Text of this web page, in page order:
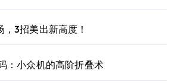
，3招美出新高度！
：小众机的高阶折叠术